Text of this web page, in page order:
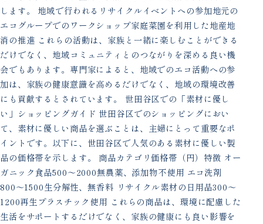
します。 地域で行われるリサイクルイベントへの参加地元の
エコグループでのワークショップ家庭菜園を利用した地産地
消の推進 これらの活動は、家族と一緒に楽しむことができる
だけでなく、地域コミュニティとのつながりを深める良い機
会でもあります。専門家によると、地域でのエコ活動への参
加は、家族の健康意識を高めるだけでなく、地域の環境改善
にも貢献するとされています。 世田谷区での「素材に優し
い」ショッピングガイド 世田谷区でのショッピングにおい
て、素材に優しい商品を選ぶことは、主婦にとって重要なポ
イントです。以下に、世田谷区で人気のある素材に優しい製
品の価格帯を示します。 商品カテゴリ価格帯（円）特徴 オー
ガニック食品500〜2000無農薬、添加物不使用 エコ洗剤
800〜1500生分解性、無香料 リサイクル素材の日用品300〜
1200再生プラスチック使用 これらの商品は、環境に配慮した
生活をサポートするだけでなく、家族の健康にも良い影響を